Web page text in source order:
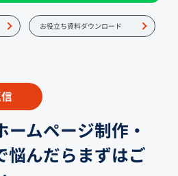
お役立ち資料ダウンロード
ムページ制作・
悩んだらまずはご